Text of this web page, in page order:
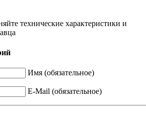
технические характеристики и
Имя (обязательное)
E-Mail (обязательное)